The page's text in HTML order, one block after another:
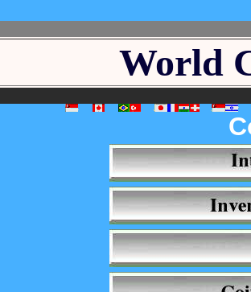
World